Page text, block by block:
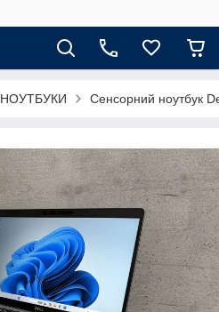
НОУТБУКИ Сенсорний ноутбук